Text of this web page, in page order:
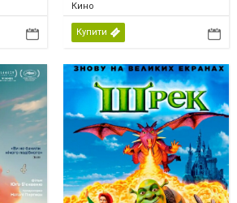
Кино
Купити